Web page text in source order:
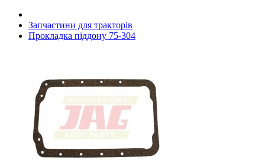
Запчастини для тракторів
Прокладка піддону 75-304